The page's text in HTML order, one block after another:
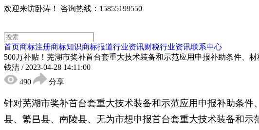
欢迎来访卧涛！ 咨询热线：15855199550
首页商标注册商标知识商标报道行业资讯财税行业资讯联系中心
500万补贴！芜湖市奖补首台套重大技术装备和示范应用申报补助条件、材
钱洁 / 2023-04-28 14:11:00
490
分享
针对芜湖市奖补首台套重大技术装备和示范应用申报补助条
县、繁昌县、南陵县、无为市想申报首台套重大技术装备和示